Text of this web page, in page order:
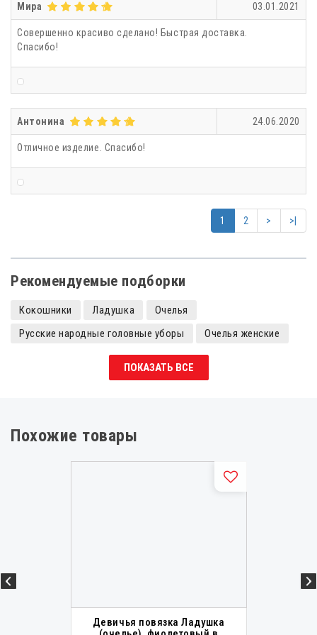
Мира 03.01.2021
Совершенно красиво сделано! Быстрая доставка.
Спасибо!
Антонина 24.06.2020
Отличное изделие. Спасибо!
1 2 > >|
Рекомендуемые подборки
Кокошники Ладушка
Очелья
Русские народные головные уборы
Очелья женские
Кокошники детские
ПОКАЗАТЬ ВСЕ
Похожие товары
Девичья повязка Ладушка